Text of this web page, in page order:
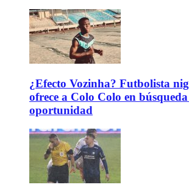
¿Efecto Vozinha? Futbolista
ofrece a Colo Colo en
oportunidad